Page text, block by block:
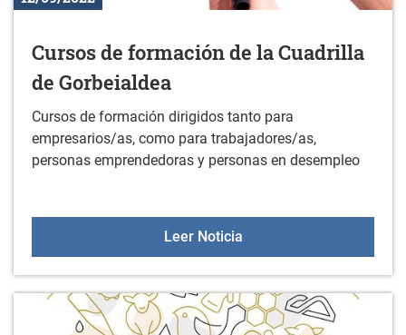
Cursos de formación de la Cuadrilla
de Gorbeialdea
Cursos de formación dirigidos tanto para
empresarios/as, como para trabajadores/as,
personas emprendedoras y personas en desempleo
Leer NoticiaCursos de formación de